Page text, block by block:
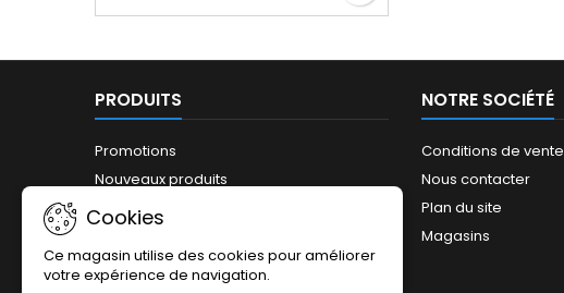
PRODUITS
Promotions
Nouveaux produits
NOTRE SOCIÉTÉ
Conditions de vente
Nous contacter
Plan du site
Magasins
Cookies
Ce magasin utilise des cookies pour améliorer
votre expérience de navigation.